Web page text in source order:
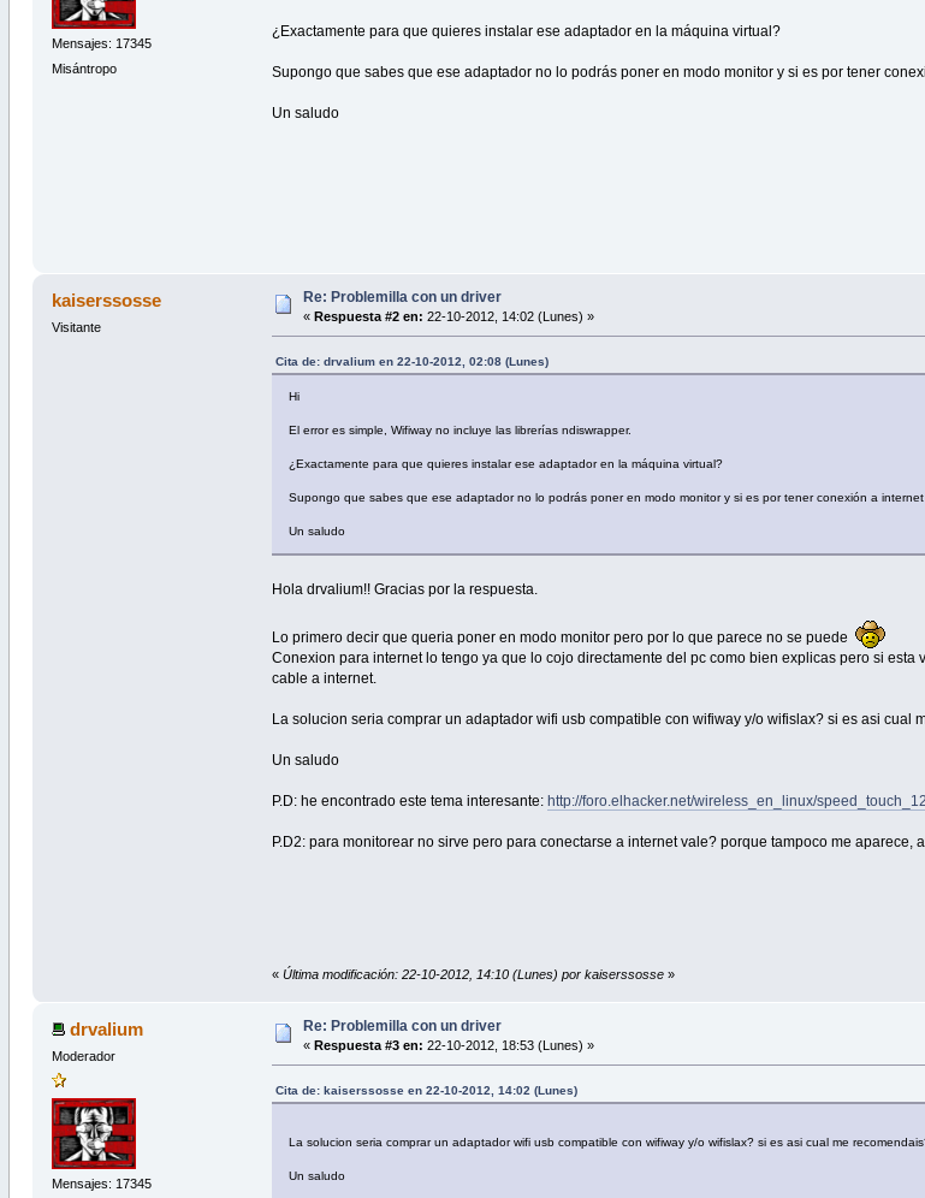
Mensajes: 17345
Misántropo
¿Exactamente para que quieres instalar ese adaptador en la máquina virtual?
Supongo que sabes que ese adaptador no lo podrás poner en modo monitor y si es por tener
Un saludo
kaiserssosse
Visitante
Re: Problemilla con un driver
« Respuesta #2 en: 22-10-2012, 14:02 (Lunes) »
Cita de: drvalium en 22-10-2012, 02:08 (Lunes)
Hi
El error es simple, Wifiway no incluye las librerías ndiswrapper.
¿Exactamente para que quieres instalar ese adaptador en la máquina virtual?
Supongo que sabes que ese adaptador no lo podrás poner en modo monitor y si es por tener conexión a
Un saludo
Hola drvalium!! Gracias por la respuesta.
Lo primero decir que queria poner en modo monitor pero por lo que parece no se puede
Conexion para internet lo tengo ya que lo cojo directamente del pc como bien explicas pero si
cable a internet.
La solucion seria comprar un adaptador wifi usb compatible con wifiway y/o wifislax? si es asi cual
Un saludo
P.D: he encontrado este tema interesante: http://foro.elhacker.net/wireless_en_linux/
P.D2: para monitorear no sirve pero para conectarse a internet vale? porque tampoco me aparece,
«Última modificación: 22-10-2012, 14:10 (Lunes) por kaiserssosse »
drvalium
Moderador
Mensajes: 17345
Re: Problemilla con un driver
« Respuesta #3 en: 22-10-2012, 18:53 (Lunes) »
Cita de: kaiserssosse en 22-10-2012, 14:02 (Lunes)
La solucion seria comprar un adaptador wifi usb compatible con wifiway y/o wifislax? si es asi cual me
Un saludo